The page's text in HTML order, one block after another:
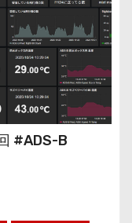
#ADS-B